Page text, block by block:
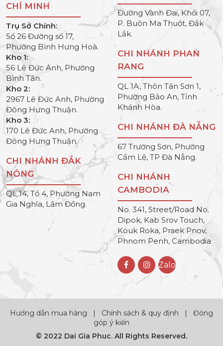
CHÍ MINH
Trụ Sở Chính:
Số 26 Đường số 17,
Phường Bình Hưng Hoà.
Kho 1:
56 Lê Đức Anh, Phường
Bình Tân.
Kho 2:
2967 Lê Đức Anh, Phường
Đông Hưng Thuận.
Kho 3:
170 Lê Đức Anh, Phường
Đông Hưng Thuận.
CHI NHÁNH ĐẮK
NÔNG
QL 14, Tổ 4, Phường Nam
Gia Nghĩa, Lâm Đồng.
Đường Vành Đai, Khối 07,
P. Buôn Ma Thuột, Đắk
Lắk.
CHI NHÁNH PHAN
RANG
QL 1A, Thôn Tân Sơn 1,
Phường Bảo An, Tỉnh
Khánh Hòa.
CHI NHÁNH ĐÀ NẴNG
67 Trường Sơn, Phường
Cẩm Lệ, TP Đà Nẵng.
CHI NHÁNH
CAMBODIA
No. 341, Street/Road No.
Dipok, Kab Srov Touch,
Kouk Roka, Praek Pnov,
Phnom Penh, Cambodia
Zalo
Hướng dẫn mua hàng | Chính sách & quy định | Đóng
góp ý kiến
© 2022 Dai Gia Phuc. All Rights Reserved.